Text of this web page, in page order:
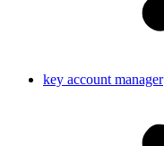
key account manager